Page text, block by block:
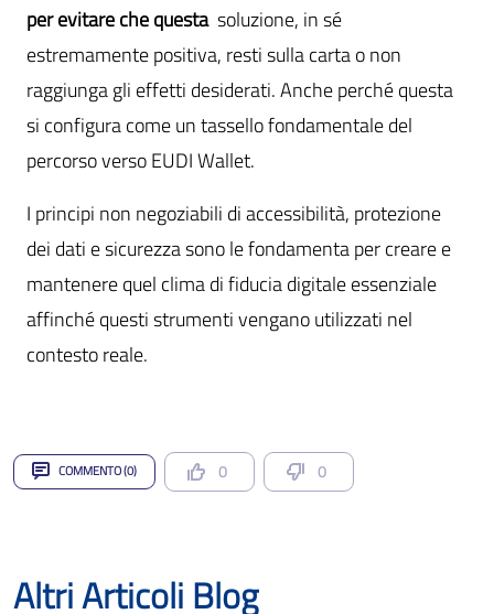
per evitare che questa soluzione, in sé
estremamente positiva, resti sulla carta o non
raggiunga gli effetti desiderati. Anche perché questa
si configura come un tassello fondamentale del
percorso verso EUDI Wallet.
I principi non negoziabili di accessibilità, protezione
dei dati e sicurezza sono le fondamenta per creare e
mantenere quel clima di fiducia digitale essenziale
affinché questi strumenti vengano utilizzati nel
contesto reale.
COMMENTO (0) 0 0
Altri Articoli Blog